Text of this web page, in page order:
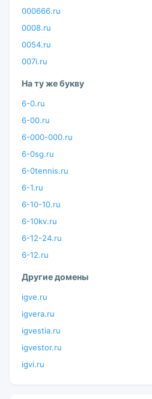
000666.ru
0008.ru
0054.ru
007i.ru
На ту же букву
6-0.ru
6-00.ru
6-000-000.ru
6-0sg.ru
6-0tennis.ru
6-1.ru
6-10-10.ru
6-10kv.ru
6-12-24.ru
6-12.ru
Другие домены
igve.ru
igvera.ru
igvestia.ru
igvestor.ru
igvi.ru